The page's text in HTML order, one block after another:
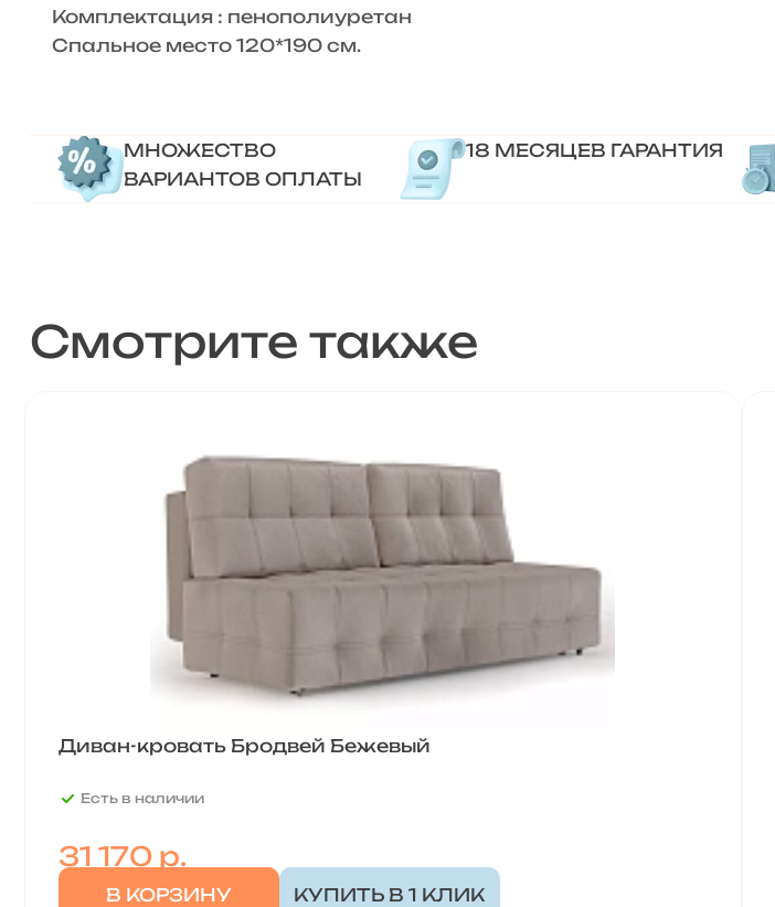
Комплектация : пенополиуретан
Спальное место 120*190 см.
МНОЖЕСТВО
ВАРИАНТОВ ОПЛАТЫ
18 МЕСЯЦЕВ ГАРАНТИЯ
Смотрите также
Диван-кровать Бродвей Бежевый
Есть в наличии
31 170р.
В КОРЗИНУ КУПИТЬ В 1 КЛИК